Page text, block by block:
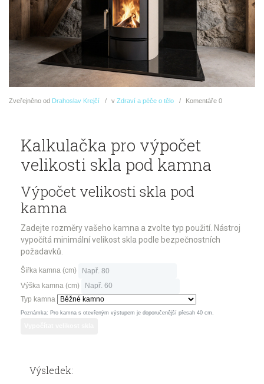
Zveřejněno od Drahoslav Krejčí v Zdraví a péče o tělo Komentáře 0
Kalkulačka pro výpočet
velikosti skla pod kamna
Výpočet velikosti skla pod
kamna
Zadejte rozměry vašeho kamna a zvolte typ použití. Nástroj
vypočítá minimální velikost skla podle bezpečnostních
požadavků.
Šířka kamna (cm)
Výška kamna (cm)
Typ kamna
Poznámka: Pro kamna s otevřeným výstupem je doporučenější přesah 40 cm.
Výsledek: